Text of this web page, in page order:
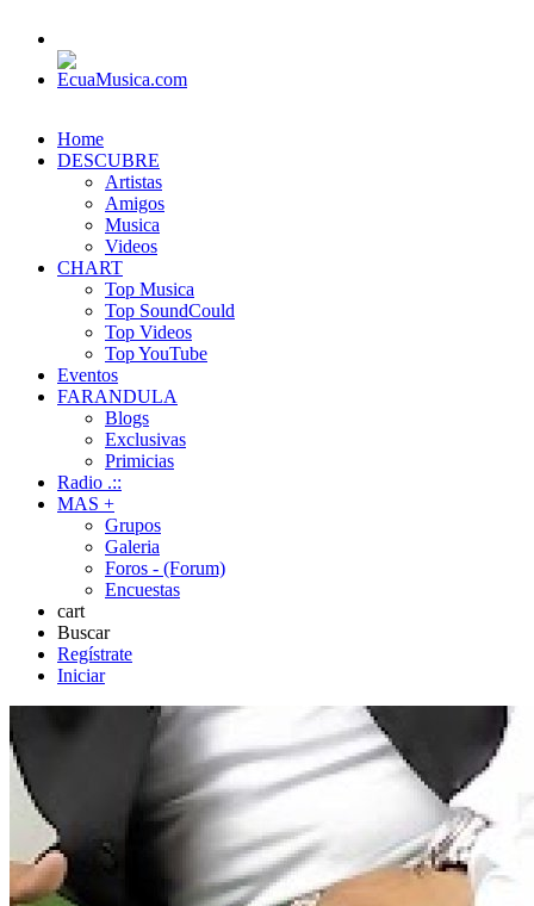
Home
DESCUBRE
Artistas
Amigos
Musica
Videos
CHART
Top Musica
Top SoundCould
Top Videos
Top YouTube
Eventos
FARANDULA
Blogs
Exclusivas
Primicias
Radio .::
MAS +
Grupos
Galeria
Foros - (Forum)
Encuestas
cart
Buscar
Regístrate
Iniciar